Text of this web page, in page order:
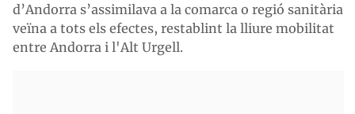
d’Andorra s’assimilava a la comarca o regió sanitària
veïna a tots els efectes, restablint la lliure mobilitat
entre Andorra i l'Alt Urgell.